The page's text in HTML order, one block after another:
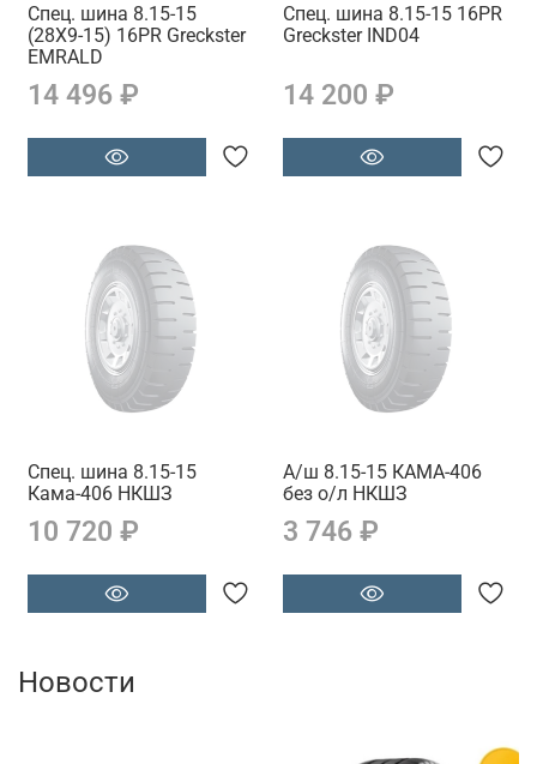
Спец. шина 8.15-15
(28X9-15) 16PR Greckster
EMRALD
14 496 ₽
Спец. шина 8.15-15 16PR
Greckster IND04
14 200 ₽
Спец. шина 8.15-15
Кама-406 НКШЗ
10 720 ₽
А/ш 8.15-15 КАМА-406
без о/л НКШЗ
3 746 ₽
Новости